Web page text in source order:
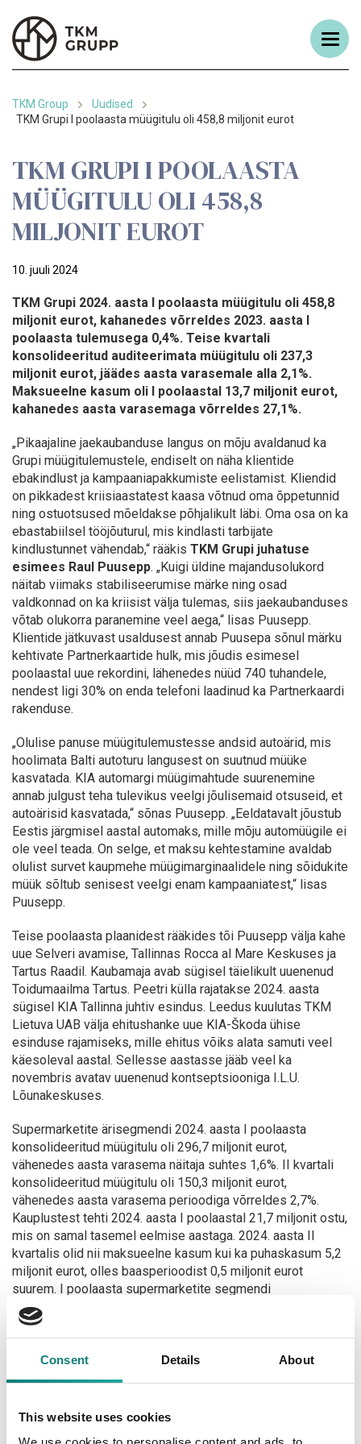
Consent Details About
This website uses cookies
TKM Group
Uudised
TKM Grupi I poolaasta müügitulu oli 458,8 miljonit eurot
TKM GRUPI I POOLAASTA
MÜÜGITULU OLI 458,8
MILJONIT EUROT
10. juuli 2024
TKM Grupi 2024. aasta I poolaasta müügitulu oli 458,8
miljonit eurot, kahanedes võrreldes 2023. aasta I
poolaasta tulemusega 0,4%. Teise kvartali
konsolideeritud auditeerimata müügitulu oli 237,3
miljonit eurot, jäädes aasta varasemale alla 2,1%.
Maksueelne kasum oli I poolaastal 13,7 miljonit eurot,
kahanedes aasta varasemaga võrreldes 27,1%.
„Pikaajaline jaekaubanduse langus on mõju avaldanud ka
Grupi müügitulemustele, endiselt on näha klientide
ebakindlust ja kampaaniapakkumiste eelistamist. Kliendid
on pikkadest kriisiaastatest kaasa võtnud oma õppetunnid
ning ostuotsused mõeldakse põhjalikult läbi. Oma osa on ka
ebastabiilsel tööjõuturul, mis kindlasti tarbijate
kindlustunnet vähendab,“ rääkis TKM Grupi juhatuse
esimees Raul Puusepp. „Kuigi üldine majandusolukord
näitab viimaks stabiliseerumise märke ning osad
valdkonnad on ka kriisist välja tulemas, siis jaekaubanduses
võtab olukorra paranemine veel aega,“ lisas Puusepp.
Klientide jätkuvast usaldusest annab Puusepa sõnul märku
kehtivate Partnerkaartide hulk, mis jõudis esimesel
poolaastal uue rekordini, lähenedes nüüd 740 tuhandele,
nendest ligi 30% on enda telefoni laadinud ka Partnerkaardi
rakenduse.
„Olulise panuse müügitulemustesse andsid autoärid, mis
hoolimata Balti autoturu langusest on suutnud müüke
kasvatada. KIA automargi müügimahtude suurenemine
annab julgust teha tulevikus veelgi jõulisemaid otsuseid, et
autoärisid kasvatada,“ sõnas Puusepp. „Eeldatavalt jõustub
Eestis järgmisel aastal automaks, mille mõju automüügile ei
ole veel teada. On selge, et maksu kehtestamine avaldab
olulist survet kaupmehe müügimarginaalidele ning sõidukite
müük sõltub senisest veelgi enam kampaaniatest,“ lisas
Puusepp.
Teise poolaasta plaanidest rääkides tõi Puusepp välja kahe
uue Selveri avamise, Tallinnas Rocca al Mare Keskuses ja
Tartus Raadil. Kaubamaja avab sügisel täielikult uuenenud
Toidumaailma Tartus. Peetri külla rajatakse 2024. aasta
sügisel KIA Tallinna juhtiv esindus. Leedus kuulutas TKM
Lietuva UAB välja ehitushanke uue KIA-Škoda ühise
esinduse rajamiseks, mille ehitus võiks alata samuti veel
käesoleval aastal. Sellesse aastasse jääb veel ka
novembris avatav uuenenud kontseptsiooniga I.L.U.
Lõunakeskuses.
Supermarketite ärisegmendi 2024. aasta I poolaasta
konsolideeritud müügitulu oli 296,7 miljonit eurot,
vähenedes aasta varasema näitaja suhtes 1,6%. II kvartali
konsolideeritud müügitulu oli 150,3 miljonit eurot,
vähenedes aasta varasema perioodiga võrreldes 2,7%.
Kauplustest tehti 2024. aasta I poolaastal 21,7 miljonit ostu,
mis on samal tasemel eelmise aastaga. 2024. aasta II
kvartalis olid nii maksueelne kasum kui ka puhaskasum 5,2
miljonit eurot, olles baasperioodist 0,5 miljonit eurot
suurem. I poolaasta supermarketite segmendi
konsolideeritud maksueelne kasum oli 6,2 miljonit eurot,
püsides aasta varasemal tasemel. Supermarketite
segmenti kuulub juuni lõpu seisuga 71 Selveri kauplust,
kaks Delice’i kauplust, Rändpood ja kohvik,
kogumüügipinnaga 120,2 tuhat m²; neile lisaks e-Selver, mis
keskusköök Kulinaaria OÜ.